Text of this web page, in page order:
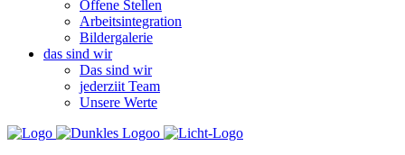
Offene Stellen
Arbeitsintegration
Bildergalerie
das sind wir
Das sind wir
jederziit Team
Unsere Werte